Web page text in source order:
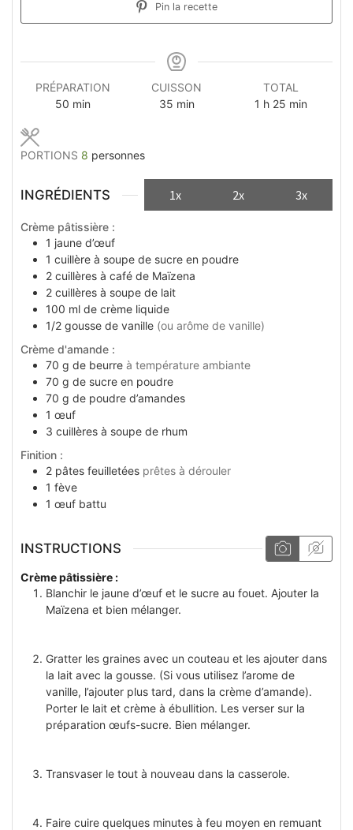
Pin la recette
PRÉPARATION
50minutes
min
CUISSON
35minutes
min
TOTAL
1 heure
h 25minutes
min
PORTIONS 8 personnes
INGRÉDIENTS 1x 2x 3x
Crème pâtissière :
1 jaune d’œuf
1 cuillère à soupe de sucre en poudre
2 cuillères à café de Maïzena
2 cuillères à soupe de lait
100 ml de crème liquide
1/2 gousse de vanille (ou arôme de vanille)
Crème d'amande :
70 g de beurre à température ambiante
70 g de sucre en poudre
70 g de poudre d’amandes
1 œuf
3 cuillères à soupe de rhum
Finition :
2 pâtes feuilletées prêtes à dérouler
1 fève
1 œuf battu
INSTRUCTIONS
Crème pâtissière :
Blanchir le jaune d’œuf et le sucre au fouet. Ajouter la
Maïzena et bien mélanger.
Gratter les graines avec un couteau et les ajouter dans
la lait avec la gousse. (Si vous utilisez l’arome de
vanille, l’ajouter plus tard, dans la crème d’amande).
Porter le lait et crème à ébullition. Les verser sur la
préparation œufs-sucre. Bien mélanger.
Transvaser le tout à nouveau dans la casserole.
Faire cuire quelques minutes à feu moyen en remuant